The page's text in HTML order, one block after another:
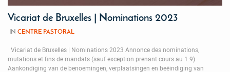
Vicariat de Bruxelles | Nominations 2023
IN CENTRE PASTORAL
Vicariat de Bruxelles | Nominations 2023 Annonce des nominations,
mutations et fins de mandats (sauf exception prenant cours au 1.9)
Aankondiging van de benoemingen, verplaatsingen en beëindiging van